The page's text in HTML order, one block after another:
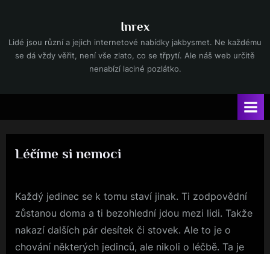
content
Inrex
Lidé jsou různí a jejich internetové nabídky jakbysmet. Ne každému
se dá vždy věřit, není vše zlato, co se třpytí. Ale náš web určitě
nenabízí laciné pozlátko.
Léčíme si nemoci
on
Každý jedinec se k tomu staví jinak. Ti zodpovědní
zůstanou doma a ti bezohlední jdou mezi lidi. Takže
nakazí dalších pár desítek či stovek. Ale to je o
chování některých jedinců, ale nikoli o léčbě. Ta je